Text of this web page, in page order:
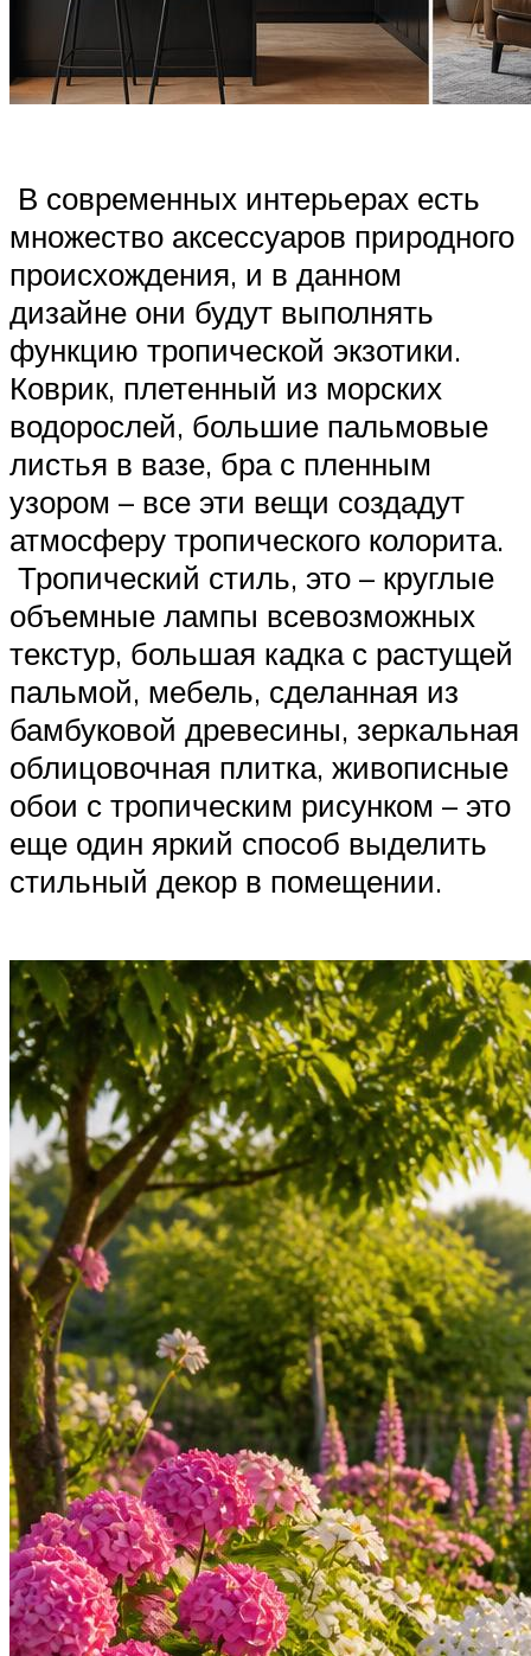
В современных интерьерах есть
множество аксессуаров природного
происхождения, и в данном
дизайне они будут выполнять
функцию тропической экзотики.
Коврик, плетенный из морских
водорослей, большие пальмовые
листья в вазе, бра с пленным
узором – все эти вещи создадут
атмосферу тропического колорита.
Тропический стиль, это – круглые
объемные лампы всевозможных
текстур, большая кадка с растущей
пальмой, мебель, сделанная из
бамбуковой древесины, зеркальная
облицовочная плитка, живописные
обои с тропическим рисунком – это
еще один яркий способ выделить
стильный декор в помещении.